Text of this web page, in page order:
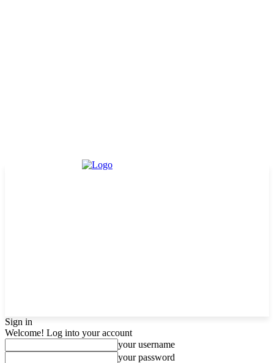
Sign in
Welcome! Log into your account
your username
your password